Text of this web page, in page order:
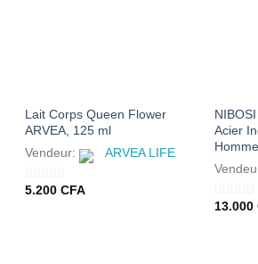
Lait Corps Queen Flower
ARVEA, 125 ml
Vendeur:
ARVEA LIFE
0
5.200 CFA
Acier
0
13.000